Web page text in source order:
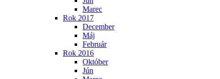
Marec
Rok 2017
December
Máj
Február
Rok 2016
Október
Jún